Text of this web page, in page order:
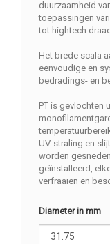
duurzaamheid
toepassingen
tot hightech
Het brede scala
eenvoudige en
bedradings- en
PT is gevlochten
UV-straling en
worden
geïnstalleerd,
verfraaien en
Diameter in mm